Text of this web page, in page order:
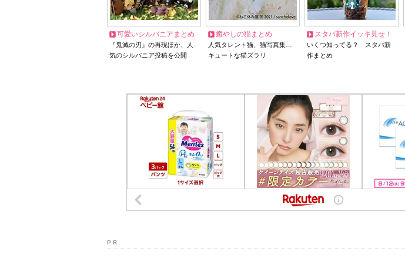
可愛いシルバニアまとめ
『鬼滅の刃』の再現ほか、人
気のシルバニア投稿を公開
癒やしの猫まとめ
人気タレント猫、猫写真集…
キュートな猫ズラリ
スタバ新作イッキ見せ！
いくつ知ってる？ スタバ新
作まとめ
P R